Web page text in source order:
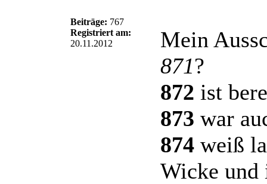
Beiträge: 767
Registriert am:
20.11.2012
Mein
871?
872 ist
873 war
874 weiß
Wicke